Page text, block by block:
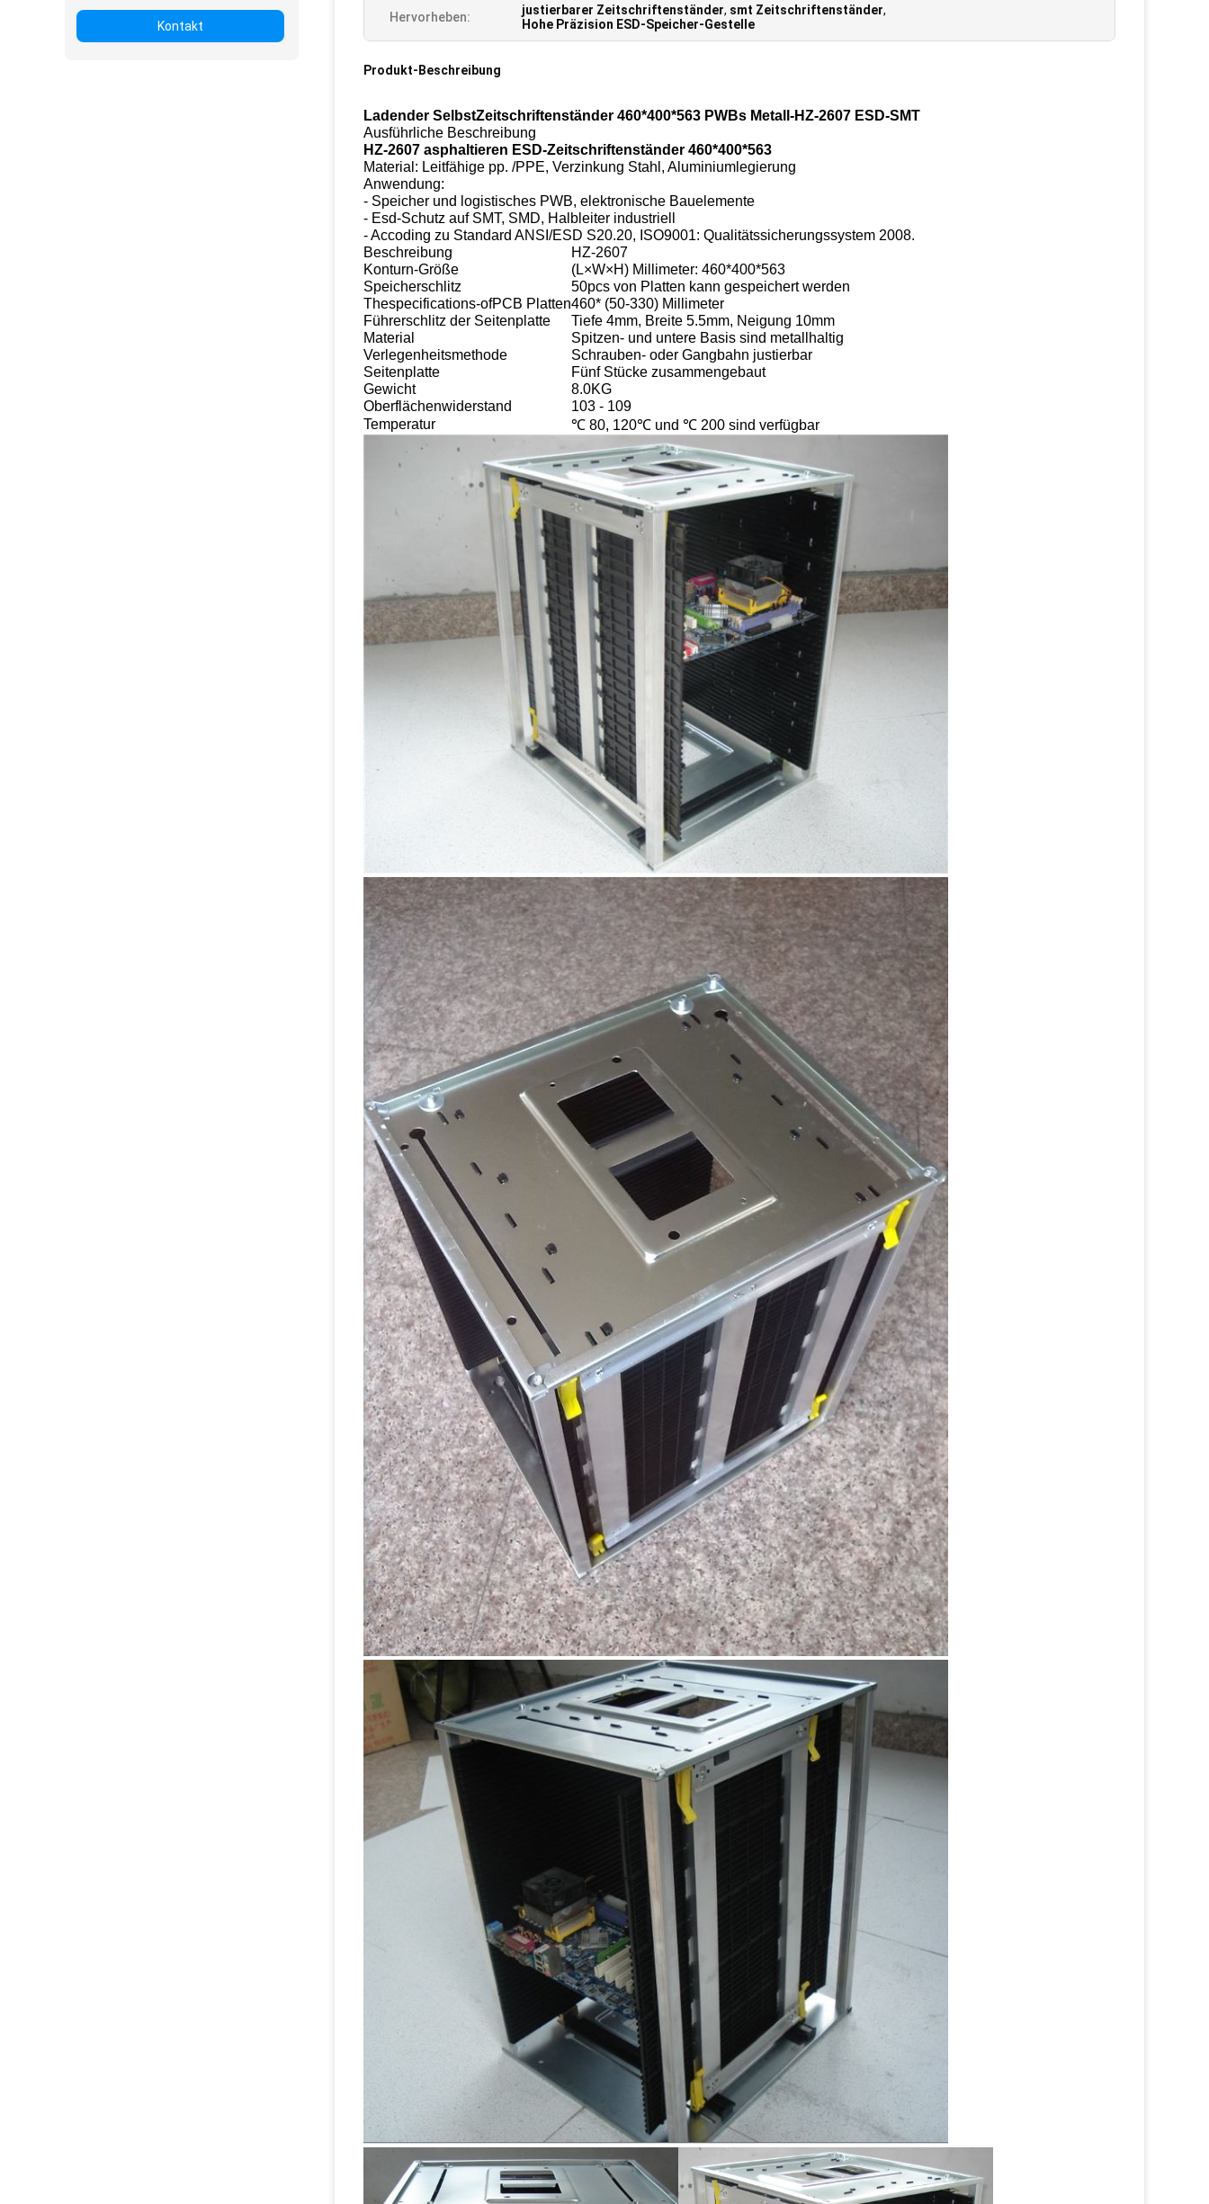
Kontakt
Hervorheben: justierbarer Zeitschriftenständer, smt Zeitschriftenständer,
Hohe Präzision ESD-Speicher-Gestelle
Produkt-Beschreibung
Ladender SelbstZeitschriftenständer 460*400*563 PWBs Metall-HZ-2607 ESD-SMT
Ausführliche Beschreibung
HZ-2607 asphaltieren ESD-Zeitschriftenständer 460*400*563
Material: Leitfähige pp. /PPE, Verzinkung Stahl, Aluminiumlegierung
Anwendung:
- Speicher und logistisches PWB, elektronische Bauelemente
- Esd-Schutz auf SMT, SMD, Halbleiter industriell
- Accoding zu Standard ANSI/ESD S20.20, ISO9001: Qualitätssicherungssystem 2008.
Beschreibung
HZ-2607
Konturn-Größe
(L×W×H) Millimeter: 460*400*563
Speicherschlitz
50pcs von Platten kann gespeichert werden
Thespecifications-ofPCB Platten460* (50-330) Millimeter
Führerschlitz der Seitenplatte
Tiefe 4mm, Breite 5.5mm, Neigung 10mm
Material
Spitzen- und untere Basis sind metallhaltig
Verlegenheitsmethode
Schrauben- oder Gangbahn justierbar
Seitenplatte
Fünf Stücke zusammengebaut
Gewicht
8.0KG
Oberflächenwiderstand
103 - 109
Temperatur
℃ 80, 120℃ und ℃ 200 sind verfügbar